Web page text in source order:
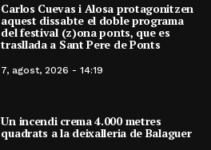
Carlos Cuevas i Alosa protagonitzen
aquest dissabte el doble programa
del festival (z)ona ponts, que es
trasllada a Sant Pere de Ponts
7, agost, 2026 - 14:19
Un incendi crema 4.000 metres
quadrats a la deixalleria de Balaguer